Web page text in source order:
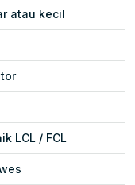
atau kecil
LCL / FCL